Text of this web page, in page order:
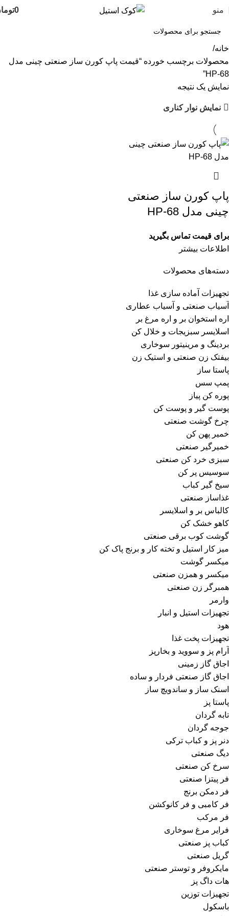
منو 0
دسته‌های محصولات
تجهیزات آماده سازی غذا
آسیاب صنعتی و آسیاب عطاری
اره استخوان بر و اره مرغ بر
اسلایسر سبزیجات و خلال کن
بردینگ و مرینیتور سوخاری
بیفتک زن صنعتی و استیک زن
پاستا ساز
پمپ سس
پوره کن پیاز
پوست گیر و پوست کن
چرخ گوشت صنعتی
خمیر پهن کن
خمیرگیر صنعتی
سبزی خرد کن صنعتی
سوسیس پر کن
سیخ گیر کباب
غذاساز صنعتی
کالباس بر و اسلایسر
کاهو خشک کن
گوشت کوب برقی صنعتی
میز کار استیل و تخته کار و برنج پاک کن
میکسر گوشت
میکسر و همزن صنعتی
همبرگر زن صنعتی
وارمر
تجهیزات استیل و انبار
هود
تجهیزات پخت غذا
آرام پز و سووید و بخارپز
اجاق گاز زمینی
اجاق گاز صنعتی فردار و ساده
اسنک ساز و ساندویچ ساز
پاستا پز
تابه گردان
جوجه گردان
دنر پز و کباب ترکی
دیگ صنعتی
سرخ کن صنعتی
فر پیتزا صنعتی
فر دمکن برنج
فر کامبی و فر کانوکشن
فر مرکب
فرایر مرغ سوخاری
کباب پز صنعتی
گریل صنعتی
مایکروفر و توستر صنعتی
هات داگ پز
تجهیزات توزین
باسکول
خانه
محصولات برچسب خورده “قیمت پاپ کورن ساز صنعتی چینی مدل
HP-68”
نمایش یک نتیجه
نمایش نوار کناری
پاپ کورن ساز صنعتی
چینی مدل HP-68
برای قیمت تماس بگیرید
اطلاعات بیشتر